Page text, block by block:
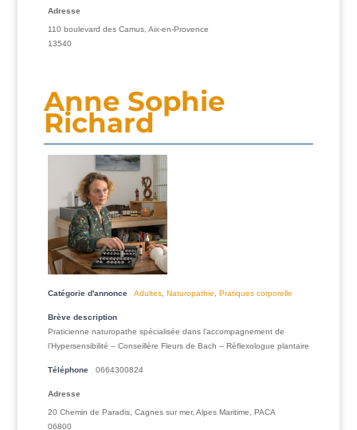
Adresse
110 boulevard des Camus, Aix-en-Provence
13540
Anne Sophie
Richard
Catégorie d'annonce Adultes, Naturopathie Pratiques corporelle
Brève description
Praticienne naturopathe spécialisée dans l’accompagnement de
l’Hypersensibilité – Conseillère Fleurs de Bach – Réflexologue plantaire
Téléphone 0664300824
Adresse
20 Chemin de Paradis, Cagnes sur mer, Alpes Maritime, PACA
06800